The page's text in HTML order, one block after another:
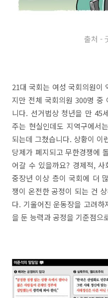
출처 -
21대 국회는 여성 국회의원이
지만 전체 국회의원 300명 중
니다. 선거법상 청년을 만 45
주는 현실인데도 지역구에서
되는데 그쳤습니다. 상황이 이
당제가 폐지되고 무한경쟁에
어갈 수 있을까요? 경제적,
중장년 이상 층이 국회에 더
쟁이 온전한 공정이 되는 건
다. 기울어진 운동장을 고려
을 둔 능력과 공정을 기준점으